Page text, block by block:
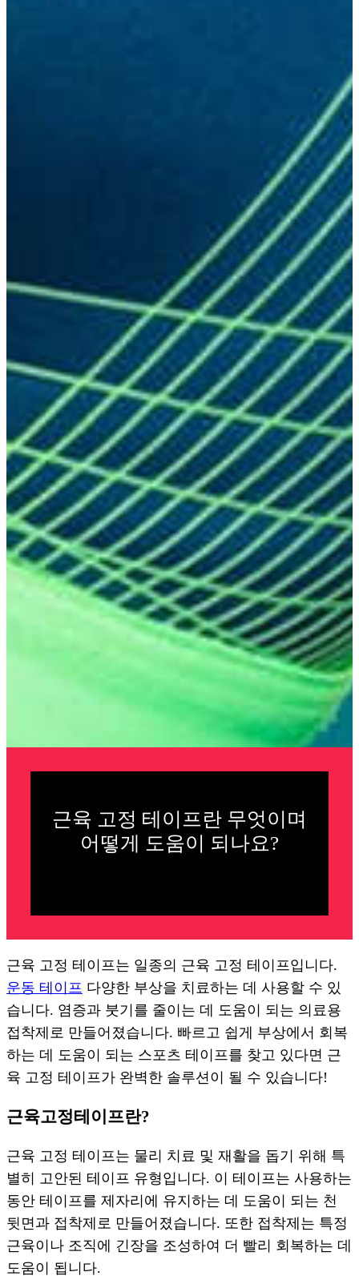
근육 고정 테이프란 무엇이며
어떻게 도움이 되나요?
근육 고정 테이프는 일종의 근육 고정 테이프입니다.
운동 테이프 다양한 부상을 치료하는 데 사용할 수 있
습니다. 염증과 붓기를 줄이는 데 도움이 되는 의료용
접착제로 만들어졌습니다. 빠르고 쉽게 부상에서 회복
하는 데 도움이 되는 스포츠 테이프를 찾고 있다면 근
육 고정 테이프가 완벽한 솔루션이 될 수 있습니다!
근육고정테이프란?
근육 고정 테이프는 물리 치료 및 재활을 돕기 위해 특
별히 고안된 테이프 유형입니다. 이 테이프는 사용하는
동안 테이프를 제자리에 유지하는 데 도움이 되는 천
뒷면과 접착제로 만들어졌습니다. 또한 접착제는 특정
근육이나 조직에 긴장을 조성하여 더 빨리 회복하는 데
도움이 됩니다.